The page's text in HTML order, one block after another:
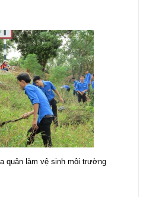
quân làm vệ sinh môi trường